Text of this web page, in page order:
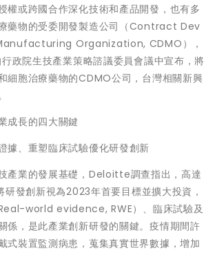
權或跨國合作深化技術和產品開發，也有多
藥物的受委開發製造公司（Contract Dev
Organization, CDMO），
政院生技產業策略諮議委員會議中宣布，將
細胞治療藥物的CDMO公司，台灣相關新興
成長的四大關鍵
據、重塑臨床試驗優化研發創新
產業的發展基礎，Deloitte調查指出，高達
研發創新視為2023年首要目標並擴大投資，
world evidence, RWE）、臨床試驗及
係，是此產業創新研發的關鍵。疫情期間許
式裝置監測病患，蒐集真實世界數據，增加